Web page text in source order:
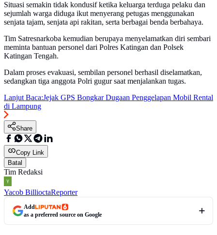
Situasi semakin tidak kondusif ketika keluarga terduga pelaku dan
sejumlah warga diduga ikut menyerang petugas menggunakan
senjata tajam, senjata api rakitan, serta berbagai benda berbahaya.
Tim Satresnarkoba kemudian berupaya menyelamatkan diri sembari
meminta bantuan personel dari Polres Katingan dan Polsek
Katingan Tengah.
Dalam proses evakuasi, sembilan personel berhasil diselamatkan,
sedangkan tiga anggota Polri gugur saat menjalankan tugas.
Lanjut Baca:Jejak GPS Bongkar Dugaan Penggelapan Mobil Rental
di Lampung
Share
Copy Link
Batal
Tim Redaksi
Yacob BillioctaReporter
Add
as a preferred source on Google